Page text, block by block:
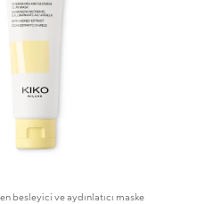
besleyici ve aydınlatıcı maske